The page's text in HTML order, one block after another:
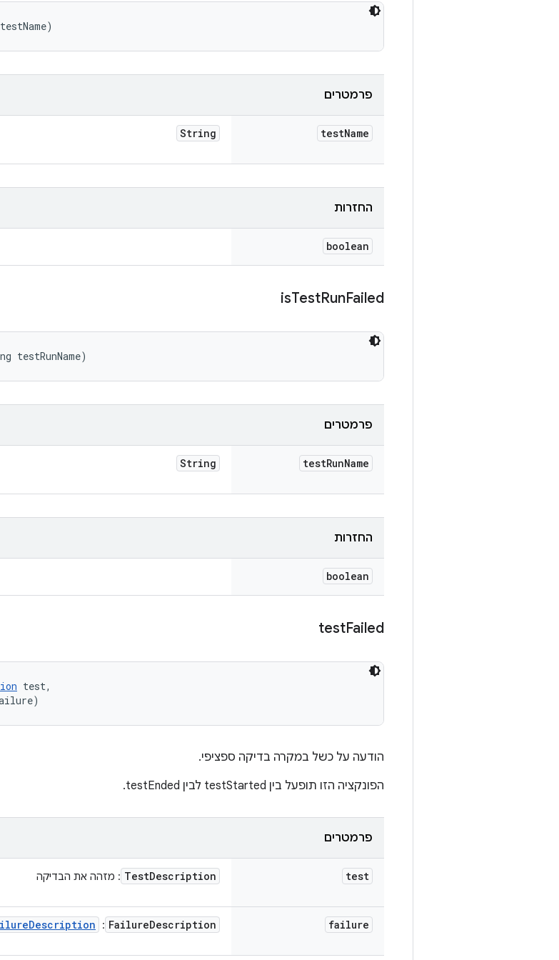
פרמטרים
testName
String
החזרות
boolean
isTestRunFailed
testRunName)
פרמטרים
testRunName
String
החזרות
boolean
testFailed
test,
הודעה על כשל במקרה בדיקה ספציפי.
הפונקציה הזו תופעל בין testStarted לבין testEnded.
פרמטרים
test
TestDescription : מזהה את הבדיקה
failure
FailureDescription
:
Description